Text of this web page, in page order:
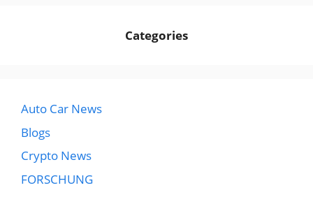
Categories
Auto Car News
Blogs
Crypto News
FORSCHUNG